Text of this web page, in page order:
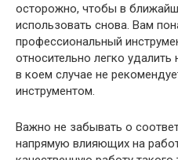
осторожно, чтобы в
использовать снова. Вам
профессиональный
относительно легко
в коем случае не
инструментом.
Важно не забывать о
напрямую влияющих на